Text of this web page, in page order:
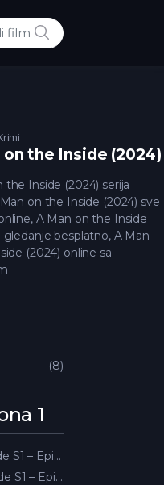
POTRAZI
on the Inside (2024)
the Inside (2024) serija
on the Inside (2024) sve
A Man on the Inside
gledanje besplatno, A Man
(2024) online sa
8
1
A Man on the Inside S1 – Epizoda 01
A Man on the Inside S1 – Epizoda 02